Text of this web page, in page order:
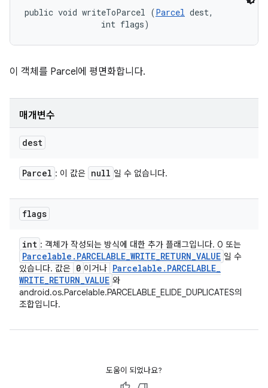
public void writeToParcel (Parcel dest,
                int flags)
이 객체를 Parcel에 평면화합니다.
매개변수
dest
Parcel : 이 값은 null 일 수 없습니다.
flags
int : 객체가 작성되는 방식에 대한 추가 플래그입니다. 0 또는
Parcelable . PARCELABLE_WRITE_RETURN_VALUE 일 수
있습니다. 값은 0 이거나 Parcelable . PARCELABLE_
WRITE_RETURN_VALUE 와
android.os.Parcelable.PARCELABLE_ELIDE_DUPLICATES의
조합입니다.
도움이 되었나요?